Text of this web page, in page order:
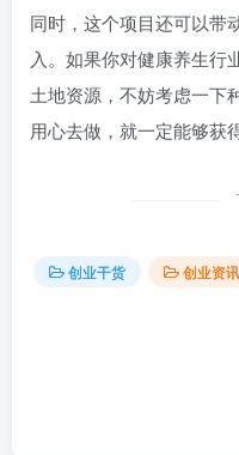
同时，这个项目还可以带
入。如果你对健康养生行
土地资源，不妨考虑一下
用心去做，就一定能够获
创业干货 创业资讯